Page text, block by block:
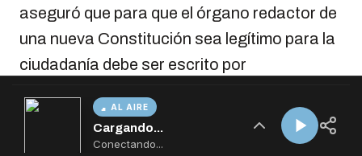
AL AIRE
Cargando...
Conectando...